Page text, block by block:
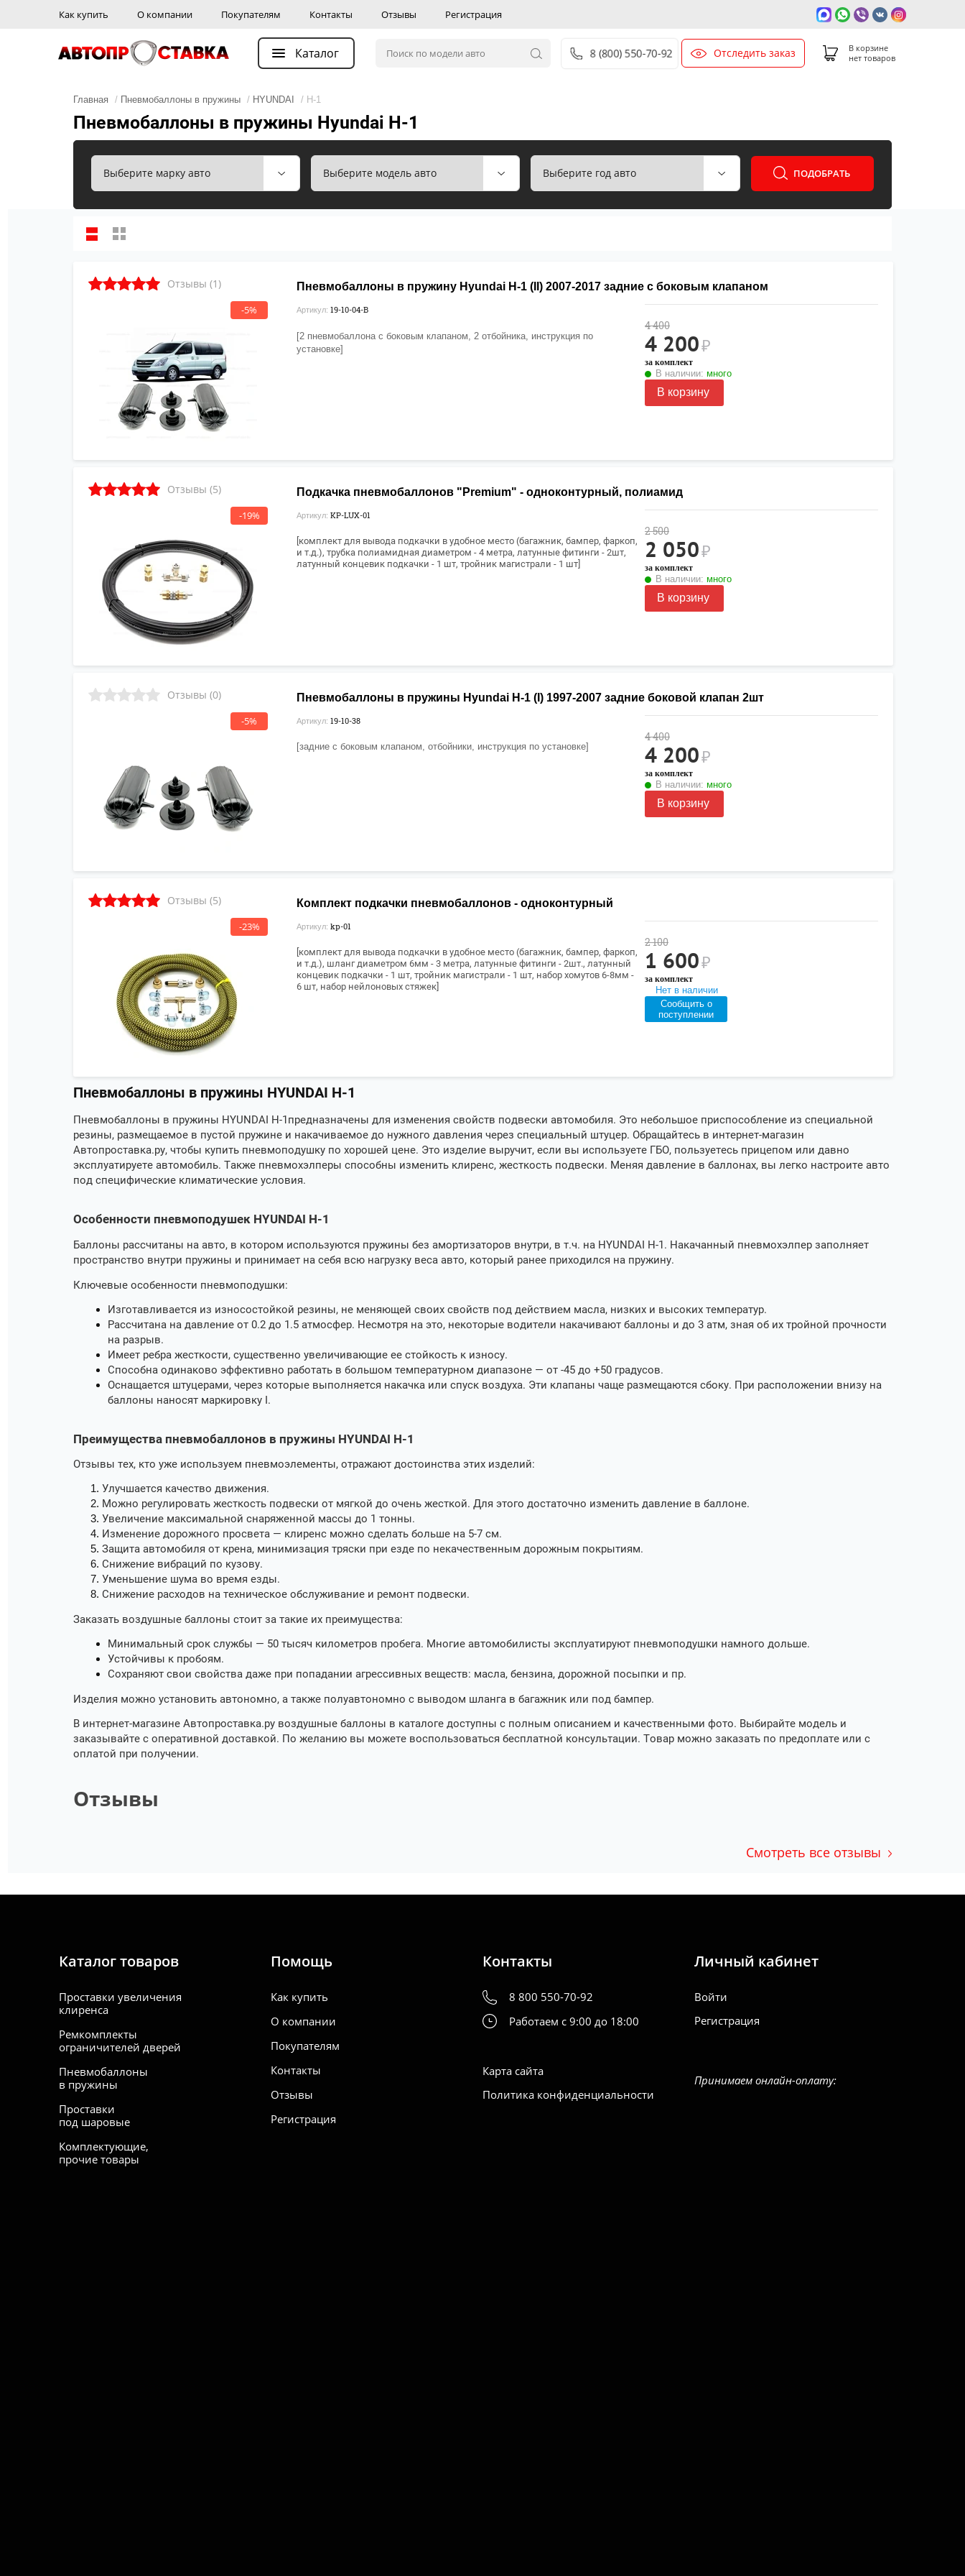
Как купить О компании Покупателям Контакты Отзывы Регистрация
Каталог 8 (800) 550-70-92 Отследить заказ
В корзине
нет товаров
Главная / Пневмобаллоны в пружины / HYUNDAI / H-1
Пневмобаллоны в пружины Hyundai H-1
ПОДОБРАТЬ
Отзывы (1)
-5%
Пневмобаллоны в пружину Hyundai H-1 (II) 2007-2017 задние с боковым клапаном
Артикул: 19-10-04-B
[2 пневмобаллона с боковым клапаном, 2 отбойника, инструкция по
установке]
4 400
4 200₽
за комплект
В наличии: много
В корзину
Отзывы (5)
-19%
Подкачка пневмобаллонов "Premium" - одноконтурный, полиамид
Артикул: KP-LUX-01
[комплект для вывода подкачки в удобное место (багажник, бампер, фаркоп,
и т.д.), трубка полиамидная диаметром - 4 метра, латунные фитинги - 2шт,
латунный концевик подкачки - 1 шт, тройник магистрали - 1 шт]
2 500
2 050₽
за комплект
В наличии: много
В корзину
Отзывы (0)
-5%
Пневмобаллоны в пружины Hyundai H-1 (I) 1997-2007 задние боковой клапан 2шт
Артикул: 19-10-38
[задние с боковым клапаном, отбойники, инструкция по установке]
4 400
4 200₽
за комплект
В наличии: много
В корзину
Отзывы (5)
-23%
Комплект подкачки пневмобаллонов - одноконтурный
Артикул: kp-01
[комплект для вывода подкачки в удобное место (багажник, бампер, фаркоп,
и т.д.), шланг диаметром 6мм - 3 метра, латунные фитинги - 2шт., латунный
концевик подкачки - 1 шт, тройник магистрали - 1 шт, набор хомутов 6-8мм -
6 шт, набор нейлоновых стяжек]
2 100
1 600₽
за комплект
Нет в наличии
Сообщить о
поступлении
Пневмобаллоны в пружины HYUNDAI H-1
Пневмобаллоны в пружины HYUNDAI H-1предназначены для изменения свойств подвески автомобиля. Это небольшое приспособление из специальной
резины, размещаемое в пустой пружине и накачиваемое до нужного давления через специальный штуцер. Обращайтесь в интернет-магазин
Автопроставка.ру, чтобы купить пневмоподушку по хорошей цене. Это изделие выручит, если вы используете ГБО, пользуетесь прицепом или давно
эксплуатируете автомобиль. Также пневмохэлперы способны изменить клиренс, жесткость подвески. Меняя давление в баллонах, вы легко настроите авто
под специфические климатические условия.
Особенности пневмоподушек HYUNDAI H-1
Баллоны рассчитаны на авто, в котором используются пружины без амортизаторов внутри, в т.ч. на HYUNDAI H-1. Накачанный пневмохэлпер заполняет
пространство внутри пружины и принимает на себя всю нагрузку веса авто, который ранее приходился на пружину.
Ключевые особенности пневмоподушки:
Изготавливается из износостойкой резины, не меняющей своих свойств под действием масла, низких и высоких температур.
Рассчитана на давление от 0.2 до 1.5 атмосфер. Несмотря на это, некоторые водители накачивают баллоны и до 3 атм, зная об их тройной прочности
на разрыв.
Имеет ребра жесткости, существенно увеличивающие ее стойкость к износу.
Способна одинаково эффективно работать в большом температурном диапазоне — от -45 до +50 градусов.
Оснащается штуцерами, через которые выполняется накачка или спуск воздуха. Эти клапаны чаще размещаются сбоку. При расположении внизу на
баллоны наносят маркировку I.
Преимущества пневмобаллонов в пружины HYUNDAI H-1
Отзывы тех, кто уже используем пневмоэлементы, отражают достоинства этих изделий:
Улучшается качество движения.
Можно регулировать жесткость подвески от мягкой до очень жесткой. Для этого достаточно изменить давление в баллоне.
Увеличение максимальной снаряженной массы до 1 тонны.
Изменение дорожного просвета — клиренс можно сделать больше на 5-7 см.
Защита автомобиля от крена, минимизация тряски при езде по некачественным дорожным покрытиям.
Снижение вибраций по кузову.
Уменьшение шума во время езды.
Снижение расходов на техническое обслуживание и ремонт подвески.
Заказать воздушные баллоны стоит за такие их преимущества:
Минимальный срок службы — 50 тысяч километров пробега. Многие автомобилисты эксплуатируют пневмоподушки намного дольше.
Устойчивы к пробоям.
Сохраняют свои свойства даже при попадании агрессивных веществ: масла, бензина, дорожной посыпки и пр.
Изделия можно установить автономно, а также полуавтономно с выводом шланга в багажник или под бампер.
В интернет-магазине Автопроставка.ру воздушные баллоны в каталоге доступны с полным описанием и качественными фото. Выбирайте модель и
заказывайте с оперативной доставкой. По желанию вы можете воспользоваться бесплатной консультации. Товар можно заказать по предоплате или с
оплатой при получении.
Отзывы
Смотреть все отзывы
Каталог товаров
Проставки увеличения
клиренса
Ремкомплекты
ограничителей дверей
Пневмобаллоны
в пружины
Проставки
под шаровые
Комплектующие,
прочие товары
Помощь
Как купить
О компании
Покупателям
Контакты
Отзывы
Регистрация
Контакты
8 800 550-70-92
Работаем с 9:00 до 18:00
Карта сайта
Политика конфиденциальности
Личный кабинет
Войти
Регистрация
Принимаем онлайн-оплату: